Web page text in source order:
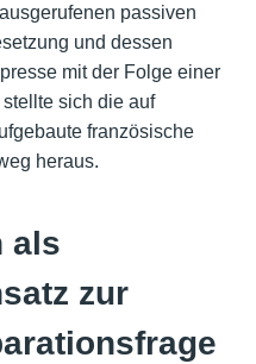
passiven
und dessen
mit der Folge einer
stellte sich die auf
französische
heraus.
als
zur